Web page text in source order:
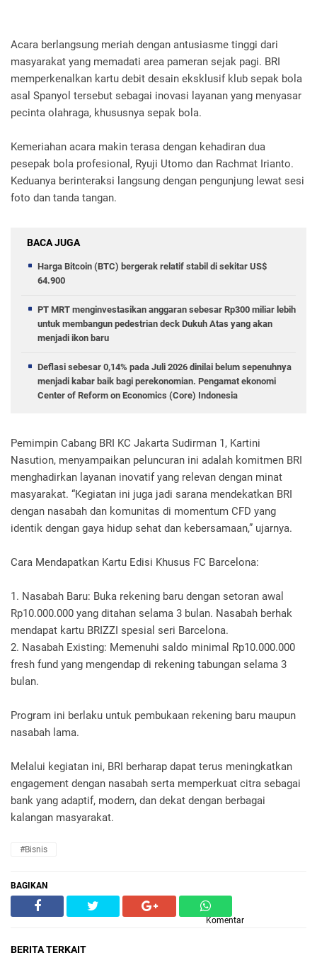
Acara berlangsung meriah dengan antusiasme tinggi dari
masyarakat yang memadati area pameran sejak pagi. BRI
memperkenalkan kartu debit desain eksklusif klub sepak bola
asal Spanyol tersebut sebagai inovasi layanan yang menyasar
pecinta olahraga, khususnya sepak bola.
Kemeriahan acara makin terasa dengan kehadiran dua
pesepak bola profesional, Ryuji Utomo dan Rachmat Irianto.
Keduanya berinteraksi langsung dengan pengunjung lewat sesi
foto dan tanda tangan.
BACA JUGA
Harga Bitcoin (BTC) bergerak relatif stabil di sekitar US$
64.900
PT MRT menginvestasikan anggaran sebesar Rp300 miliar lebih
untuk membangun pedestrian deck Dukuh Atas yang akan
menjadi ikon baru
Deflasi sebesar 0,14% pada Juli 2026 dinilai belum sepenuhnya
menjadi kabar baik bagi perekonomian. Pengamat ekonomi
Center of Reform on Economics (Core) Indonesia
Pemimpin Cabang BRI KC Jakarta Sudirman 1, Kartini
Nasution, menyampaikan peluncuran ini adalah komitmen BRI
menghadirkan layanan inovatif yang relevan dengan minat
masyarakat. “Kegiatan ini juga jadi sarana mendekatkan BRI
dengan nasabah dan komunitas di momentum CFD yang
identik dengan gaya hidup sehat dan kebersamaan,” ujarnya.
Cara Mendapatkan Kartu Edisi Khusus FC Barcelona:
1. Nasabah Baru: Buka rekening baru dengan setoran awal
Rp10.000.000 yang ditahan selama 3 bulan. Nasabah berhak
mendapat kartu BRIZZI spesial seri Barcelona.
2. Nasabah Existing: Memenuhi saldo minimal Rp10.000.000
fresh fund yang mengendap di rekening tabungan selama 3
bulan.
Program ini berlaku untuk pembukaan rekening baru maupun
nasabah lama.
Melalui kegiatan ini, BRI berharap dapat terus meningkatkan
engagement dengan nasabah serta memperkuat citra sebagai
bank yang adaptif, modern, dan dekat dengan berbagai
kalangan masyarakat.
#Bisnis
BAGIKAN
Komentar
BERITA TERKAIT